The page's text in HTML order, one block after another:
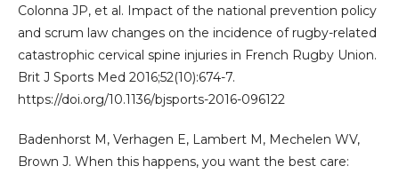
Colonna JP, et al. Impact of the national prevention policy
and scrum law changes on the incidence of rugby-related
catastrophic cervical spine injuries in French Rugby Union.
Brit J Sports Med 2016;52(10):674-7.
https://doi.org/10.1136/bjsports-2016-096122
Badenhorst M, Verhagen E, Lambert M, Mechelen WV,
Brown J. When this happens, you want the best care: